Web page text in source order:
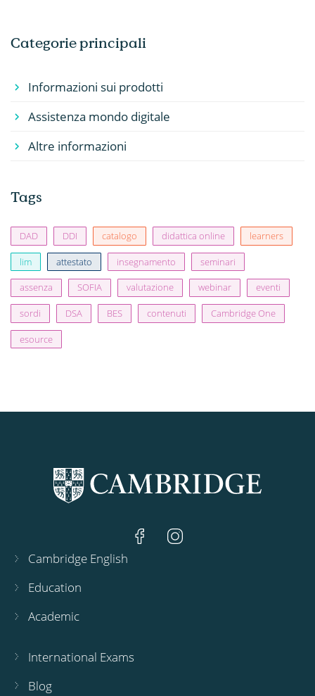
Categorie principali
Informazioni sui prodotti
Assistenza mondo digitale
Altre informazioni
Tags
DAD DDI catalogo didattica online learners
lim attestato insegnamento seminari
assenza SOFIA valutazione webinar eventi
sordi DSA BES contenuti Cambridge One
esource
Cambridge English
Education
Academic
International Exams
Blog